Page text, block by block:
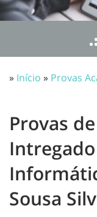
» Início » Provas
Provas
Sousa